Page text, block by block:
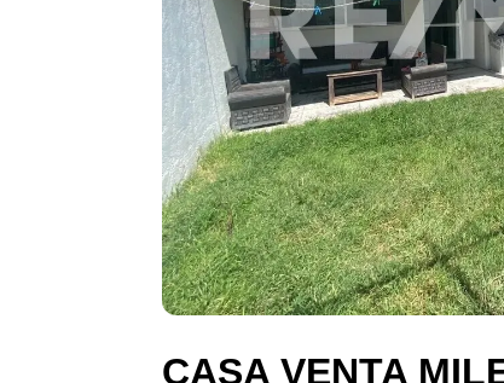
CASA VENTA